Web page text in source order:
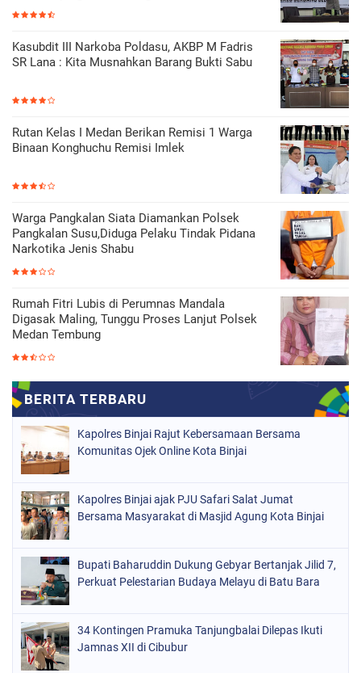
Kasubdit III Narkoba Poldasu, AKBP M Fadris
SR Lana : Kita Musnahkan Barang Bukti Sabu
Rutan Kelas I Medan Berikan Remisi 1 Warga
Binaan Konghuchu Remisi Imlek
Warga Pangkalan Siata Diamankan Polsek
Pangkalan Susu,Diduga Pelaku Tindak Pidana
Narkotika Jenis Shabu
Rumah Fitri Lubis di Perumnas Mandala
Digasak Maling, Tunggu Proses Lanjut Polsek
Medan Tembung
Kapolres Binjai Rajut Kebersamaan Bersama
Komunitas Ojek Online Kota Binjai
Kapolres Binjai ajak PJU Safari Salat Jumat
Bersama Masyarakat di Masjid Agung Kota Binjai
Bupati Baharuddin Dukung Gebyar Bertanjak Jilid 7,
Perkuat Pelestarian Budaya Melayu di Batu Bara
34 Kontingen Pramuka Tanjungbalai Dilepas Ikuti
Jamnas XII di Cibubur